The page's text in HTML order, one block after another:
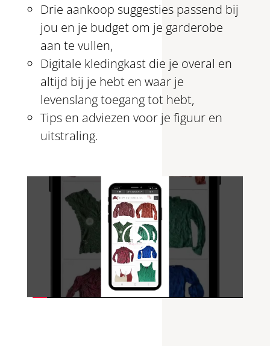
Drie aankoop suggesties passend bij
jou en je budget om je garderobe
aan te vullen,
Digitale kledingkast die je overal en
altijd bij je hebt en waar je
levenslang toegang tot hebt,
Tips en adviezen voor je figuur en
uitstraling.